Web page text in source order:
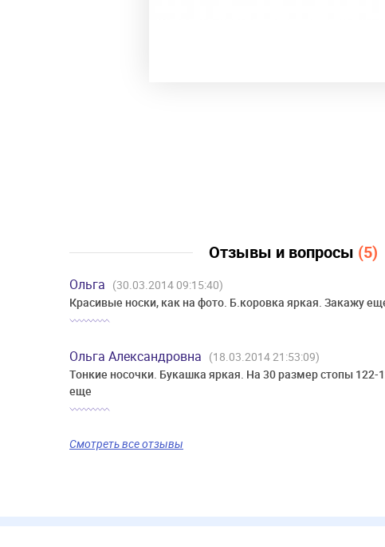
Отзывы и вопросы (5)
Ольга (30.03.2014 09:15:40)
Красивые носки, как на фото. Б.коровка яркая. Закажу
Ольга Александровна (18.03.2014 21:53:09)
Тонкие носочки. Букашка яркая. На 30 размер стопы 122-
еще
Смотреть все отзывы